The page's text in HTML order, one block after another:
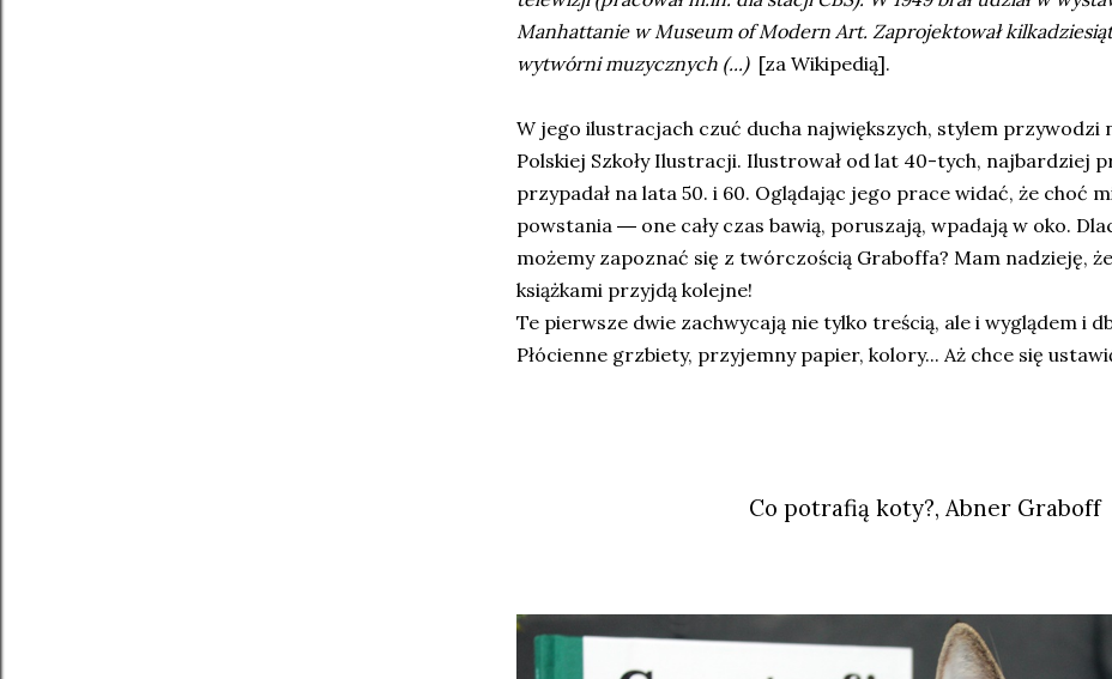
Manhattanie w Museum of Modern Art. Zaprojektował
wytwórni muzycznych (...) [za Wikipedią].
W jego ilustracjach czuć ducha największych, stylem przywodzi
Polskiej Szkoły Ilustracji. Ilustrował od lat 40-tych, najbardziej
przypadał na lata 50. i 60. Oglądając jego prace widać, że choć
powstania — one cały czas bawią, poruszają, wpadają w oko.
możemy zapoznać się z twórczością Graboffa? Mam nadzieję,
książkami przyjdą kolejne!
Te pierwsze dwie zachwycają nie tylko treścią, ale i wyglądem i
Płócienne grzbiety, przyjemny papier, kolory... Aż chce się
Co potrafią koty?, Abner Graboff